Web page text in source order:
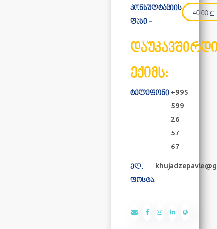
კონსულტაციის
ფასი -
40.00 ₾
ექიმს:
ტელეფონი:+995
599
26
57
67
ელ.
ფოსტა: